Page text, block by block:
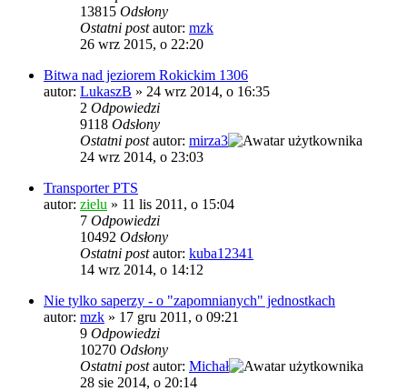
13815 Odsłony
Ostatni postautor: mzk
26 wrz 2015, o 22:20
Bitwa nad jeziorem Rokickim 1306
autor: LukaszB » 24 wrz 2014, o 16:35
2 Odpowiedzi
9118 Odsłony
Ostatni postautor: mirza3
24 wrz 2014, o 23:03
Transporter PTS
autor: zielu » 11 lis 2011, o 15:04
7 Odpowiedzi
10492 Odsłony
Ostatni postautor: kuba12341
14 wrz 2014, o 14:12
Nie tylko saperzy - o "zapomnianych" jednostkach
autor: mzk » 17 gru 2011, o 09:21
9 Odpowiedzi
10270 Odsłony
Ostatni postautor: Michał
28 sie 2014, o 20:14